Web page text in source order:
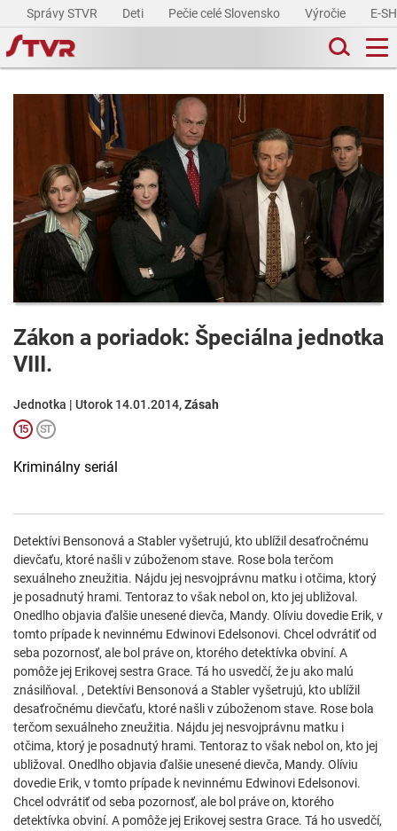
Správy STVR Deti Pečie celé Slovensko Výročie E-
Zákon a poriadok: Špeciálna jednotka
VIII.
Jednotka | Utorok 14.01.2014,Zásah
Kriminálny seriál
Detektívi Bensonová a Stabler vyšetrujú, kto ublížil desaťročnému
dievčaťu, ktoré našli v zúboženom stave. Rose bola terčom
sexuálneho zneužitia. Nájdu jej nesvojprávnu matku i otčima, ktorý
je posadnutý hrami. Tentoraz to však nebol on, kto jej ubližoval.
Onedlho objavia ďalšie unesené dievča, Mandy. Olíviu dovedie Erik, v
tomto prípade k nevinnému Edwinovi Edelsonovi. Chcel odvrátiť od
seba pozornosť, ale bol práve on, ktorého detektívka obviní. A
pomôže jej Erikovej sestra Grace. Tá ho usvedčí, že ju ako malú
znásilňoval. , Detektívi Bensonová a Stabler vyšetrujú, kto ublížil
desaťročnému dievčaťu, ktoré našli v zúboženom stave. Rose bola
terčom sexuálneho zneužitia. Nájdu jej nesvojprávnu matku i
otčima, ktorý je posadnutý hrami. Tentoraz to však nebol on, kto jej
ubližoval. Onedlho objavia ďalšie unesené dievča, Mandy. Olíviu
dovedie Erik, v tomto prípade k nevinnému Edwinovi Edelsonovi.
Chcel odvrátiť od seba pozornosť, ale bol práve on, ktorého
detektívka obviní. A pomôže jej Erikovej sestra Grace. Tá ho usvedčí,